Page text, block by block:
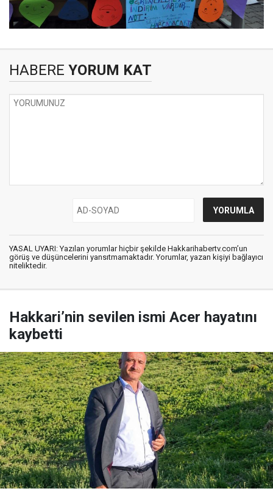
HABERE YORUM KAT
YASAL UYARI: Yazılan yorumlar hiçbir şekilde Hakkarihabertv.com’un
görüş ve düşüncelerini yansıtmamaktadır. Yorumlar, yazan kişiyi bağlayıcı
niteliktedir.
Hakkari’nin sevilen ismi Acer hayatını
kaybetti